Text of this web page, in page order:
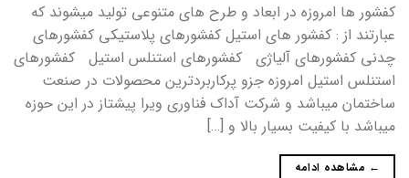
کفشور ها امروزه در ابعاد و طرح های متنوعی تولید میشوند که
عبارتند از : کفشور های استیل کفشورهای پلاستیکی کفشورهای
چدنی کفشورهای آلیاژی کفشورهای استنلس استیل کفشورهای
استنلس استیل امروزه جزو پرکاربردترین محصولات در صنعت
ساختمان میباشد و شرکت آداک فناوری ویرا پیشتاز در این حوزه
میباشد با کیفیت بسیار بالا و […]
← مشاهده ادامه